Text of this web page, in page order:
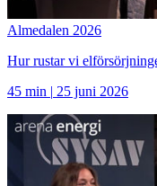
Almedalen 2026
Hur rustar vi
45 min | 25 juni 2026